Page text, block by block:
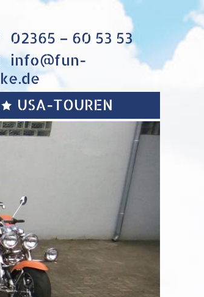
02365 – 60 53 53
info@fun-
USA-TOUREN